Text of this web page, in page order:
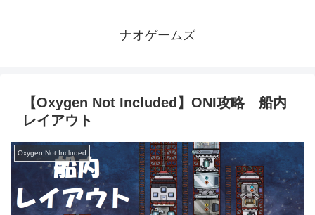
ナオゲームズ
【Oxygen Not Included】ONI攻略 船内
レイアウト
Oxygen Not Included